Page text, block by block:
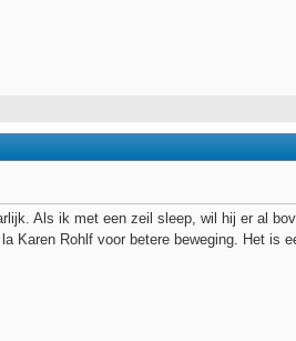
Als ik met een zeil sleep, wil hij er al
Karen Rohlf voor betere beweging. Het is